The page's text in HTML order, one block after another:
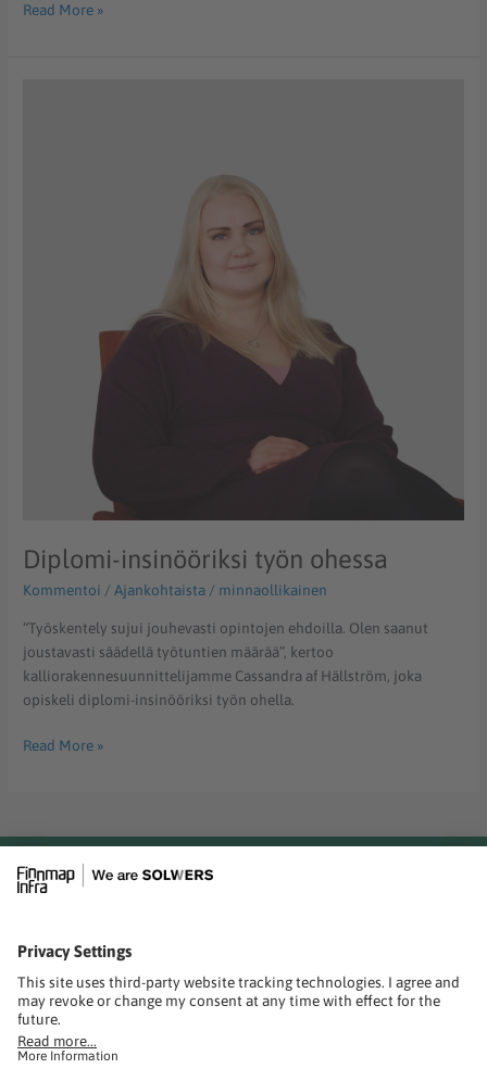
Read More »
Diplomi-insinööriksi työn ohessa
Kommentoi /Ajankohtaista / minnaollikainen
“Työskentely sujui jouhevasti opintojen ehdoilla. Olen saanut
joustavasti säädellä työtuntien määrää”, kertoo
kalliorakennesuunnittelijamme Cassandra af Hällström, joka
opiskeli diplomi-insinööriksi työn ohella.
Read More »
solwers.com
FINNMAP INFRA OY
Ratapihantie 11